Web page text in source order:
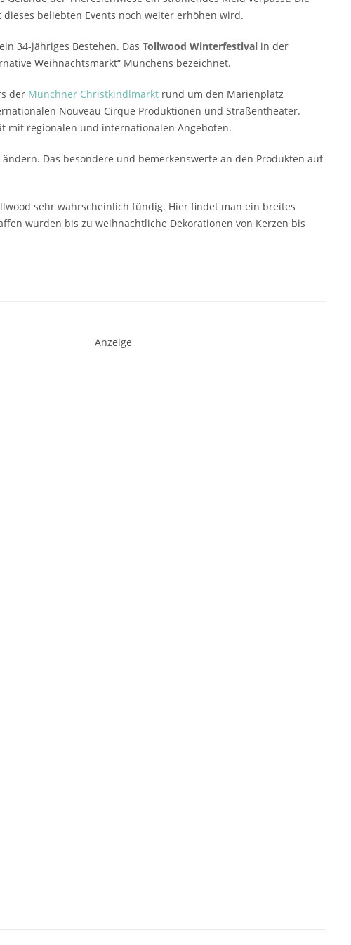
beliebten Events noch weiter erhöhen wird.
34-jähriges Bestehen. Das Tollwood Winterfestival in der
Weihnachtsmarkt“ Münchens bezeichnet.
der Münchner Christkindlmarkt rund um den Marienplatz
Nouveau Cirque Produktionen und Straßentheater.
mit regionalen und internationalen Angeboten.
Das besondere und bemerkenswerte an den Produkten auf
sehr wahrscheinlich fündig. Hier findet man ein breites
wurden bis zu weihnachtliche Dekorationen von Kerzen bis
Anzeige